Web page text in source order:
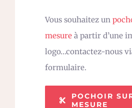
Vous souhaitez un
mesure à partir d’une
logo…contactez-nous
formulaire.
POCHOIR
MESURE